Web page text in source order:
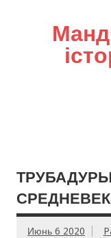
Июнь 6 2020